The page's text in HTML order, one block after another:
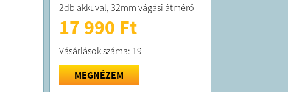
2db akkuval, 32mm vágási átmérő
17 990 Ft
Vásárlások száma: 19
MEGNÉZEM